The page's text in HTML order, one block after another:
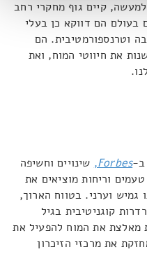
קיים גוף מחקרי רחב
בעולם הם דווקא כן בעלי
וטרנספורמטיבית. הם
את חיווטי המוח, ואת
ב-Forbes
, שינויים וחשיפה
וריחות מוציאים את
גמיש וערני. בטווח הארוך,
קוגניטיבית בגיל
מאלצת את המוח להפעיל את
את מרכזי הזיכרון